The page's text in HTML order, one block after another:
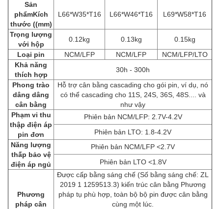
Sản
phẩmKích
thước ((mm)
L66*W35*T16 L66*W46*T16 L69*W58*T16
Trọng lượng
với hộp
0.12kg 0.13kg
0.15kg
Loại pin
NCM/LFP NCM/LFP
NCM/LFP/LTO
Khả năng
thích hợp
30h - 300h
Phong trào
dâng dâng
cân bằng
Hỗ trợ cân bằng cascading cho gói pin, ví dụ, nó
có thể cascading cho 11S, 24S, 36S, 48S.... và
như vậy
Phạm vi thu
thập điện áp
pin đơn
Phiên bản NCM/LFP: 2.7V-4.2V
Phiên bản LTO: 1.8-4.2V
Năng lượng
thấp bảo vệ
điện áp ngủ
Phiên bản NCM/LFP <2.7V
Phiên bản LTO <1.8V
Phương
pháp cân
Được cấp bằng sáng chế (Số bằng sáng chế: ZL
2019 1 1259513.3) kiến trúc cân bằng Phương
pháp tụ phù hợp, toàn bộ bộ pin được cân bằng
cùng một lúc.